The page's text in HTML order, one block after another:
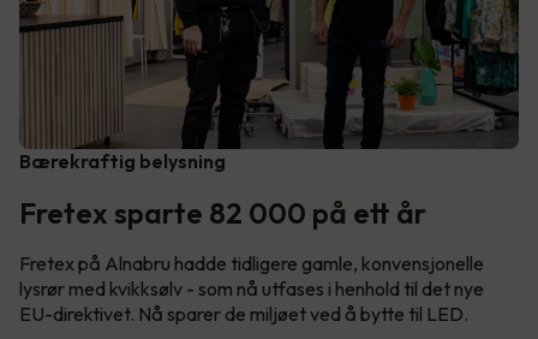
Bærekraftig belysning
Fretex sparte 82 000 på ett år
Fretex på Alnabru hadde tidligere gamle, konvensjonelle
lysrør med kvikksølv - som nå utfases i henhold til det nye
EU-direktivet. Nå sparer de miljøet ved å bytte til LED.